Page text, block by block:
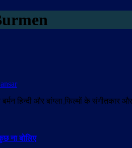
हिन्दी और बांग्ला फि़ल्मों के
ना बोलिए